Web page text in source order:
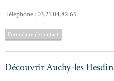
Téléphone : 03.21.04.82.65
Formulaire de contact
Découvrir Auchy-les Hesdin